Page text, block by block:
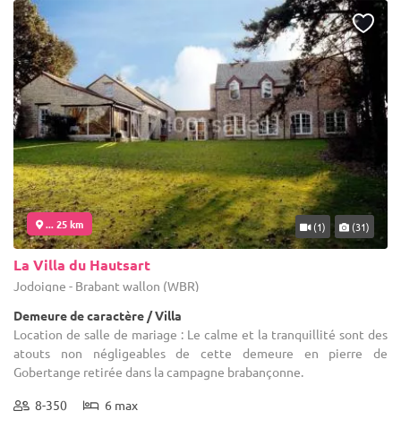
... 25 km (1) (31)
La Villa du Hautsart
Jodoigne - Brabant wallon (WBR)
Demeure de caractère / Villa
Location de salle de mariage : Le calme et la tranquillité sont des
atouts non négligeables de cette demeure en pierre de
Gobertange retirée dans la campagne brabançonne.
8-350 6 max